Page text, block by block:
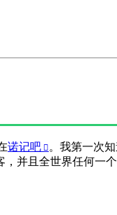
诺记吧
。我第一次
并且全世界任何一